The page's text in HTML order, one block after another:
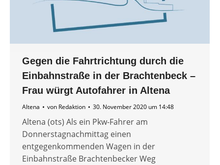
Gegen die Fahrtrichtung durch die
Einbahnstraße in der Brachtenbeck –
Frau würgt Autofahrer in Altena
Altena von Redaktion 30. November 2020 um 14:48
Altena (ots) Als ein Pkw-Fahrer am
Donnerstagnachmittag einen
entgegenkommenden Wagen in der
Einbahnstraße Brachtenbecker Weg